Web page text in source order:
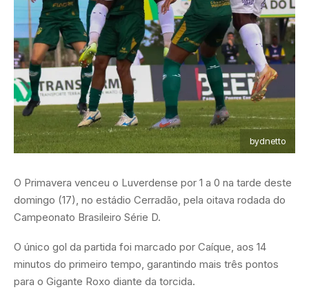
bydnetto
O Primavera venceu o Luverdense por 1 a 0 na tarde deste
domingo (17), no estádio Cerradão, pela oitava rodada do
Campeonato Brasileiro Série D.
O único gol da partida foi marcado por Caíque, aos 14
minutos do primeiro tempo, garantindo mais três pontos
para o Gigante Roxo diante da torcida.